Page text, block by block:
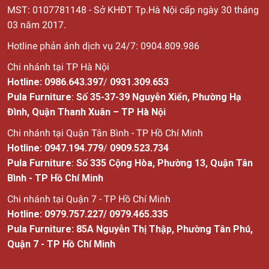
món đồ trang trí trong phòng.
Decor theo quy luật nhấn mạnh
Quy luật nhấn mạnh giúp tạo ra những điểm nhấn độc đáo
trong không gian, thu hút ánh nhìn và tạo nên sự độc đáo
cho không gian trang trí. Để vận dụng được quy luật này
bạn cần xác định gam màu chủ đạo của căn phòng, phong
cách nội thất đang sử dụng, sau đó lựa chọn màu sắc
tương phản để tạo điểm nhấn hoặc dùng những món đồ
nội thất có thiết kế ấn tượng cũng là một cách hay để giúp
mọi người có ấn tượng tốt.
Decor theo quy luật tương phản
thiết kế bằng cách lựa chọn sắc màu, hình khối và đường
nét đối nghịch nhau. Màu sắc nóng và lạnh, hình khối lớn
và nhỏ, đường nét cong và thẳng.... Đây là những cách đơn
giản nhất để tạo ra sự ấn tượng qua quy luật tương phản.
MST: 0107781148 - Sở KHĐT Tp.Hà Nội cấp ngày 30 tháng
03 năm 2017.
Hotline phản ánh dịch vụ 24/7: 0904.809.986
Chi nhánh tại TP Hà Nội
Hotline: 0986.643.397/ 0931.309.653
Pula Furniture: Số 35-37-39 Nguyễn Xiển, Phường Hạ
Đình, Quận Thanh Xuân – TP Hà Nội
Chi nhánh tại Quận Tân Bình - TP Hồ Chí Minh
Hotline: 0947.194.779/ 0909.523.734
Pula Furniture: Số 335 Cộng Hòa, Phường 13, Quận Tân
Bình - TP Hồ Chí Minh
Chi nhánh tại Quận 7 - TP Hồ Chí Minh
Hotline: 0979.757.227/ 0979.465.335
Pula Furniture: 85A Nguyễn Thị Thập, Phường Tân Phú,
Quận 7 - TP Hồ Chí Minh